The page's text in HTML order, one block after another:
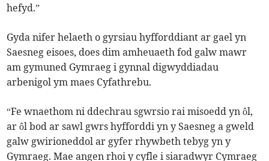
hefyd.”
Gyda nifer helaeth o gyrsiau hyfforddiant ar gael yn
Saesneg eisoes, does dim amheuaeth fod galw mawr
am gymuned Gymraeg i gynnal digwyddiadau
arbenigol ym maes Cyfathrebu.
“Fe wnaethom ni ddechrau sgwrsio rai misoedd yn ôl,
ar ôl bod ar sawl gwrs hyfforddi yn y Saesneg a gweld
galw gwirioneddol ar gyfer rhywbeth tebyg yn y
Gymraeg. Mae angen rhoi y cyfle i siaradwyr Cymraeg